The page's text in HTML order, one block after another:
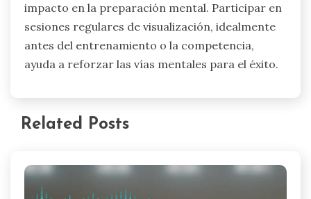
impacto en la preparación mental. Participar en
sesiones regulares de visualización, idealmente
antes del entrenamiento o la competencia,
ayuda a reforzar las vías mentales para el éxito.
Related Posts